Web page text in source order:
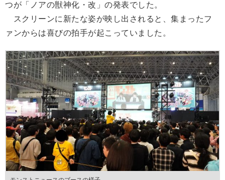
つが「ノアの獣神化・改」の発表でした。
スクリーンに新たな姿が映し出されると、集まったフ
ァンからは喜びの拍手が起こっていました。